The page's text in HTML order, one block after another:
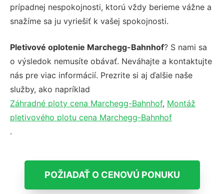
prípadnej nespokojnosti, ktorú vždy berieme vážne a
snažíme sa ju vyriešiť k vašej spokojnosti.
Pletivové oplotenie Marchegg-Bahnhof? S nami sa
o výsledok nemusíte obávať. Neváhajte a kontaktujte
nás pre viac informácií. Prezrite si aj ďalšie naše
služby, ako napríklad
Záhradné ploty cena Marchegg-Bahnhof, Montáž
pletivového plotu cena Marchegg-Bahnhof
.
POŽIADAŤ O CENOVÚ PONUKU